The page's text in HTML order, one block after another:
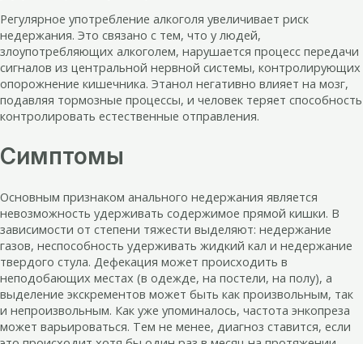
Регулярное употребление алкоголя увеличивает риск
недержания. Это связано с тем, что у людей,
злоупотребляющих алкоголем, нарушается процесс передачи
сигналов из центральной нервной системы, контролирующих
опорожнение кишечника. Этанол негативно влияет на мозг,
подавляя тормозные процессы, и человек теряет способность
контролировать естественные отправления.
Симптомы
Основным признаком анального недержания является
невозможность удерживать содержимое прямой кишки. В
зависимости от степени тяжести выделяют: недержание
газов, неспособность удерживать жидкий кал и недержание
твердого стула. Дефекация может происходить в
неподобающих местах (в одежде, на постели, на полу), а
выделение экскрементов может быть как произвольным, так
и непроизвольным. Как уже упоминалось, частота энкопреза
может варьироваться. Тем не менее, диагноз ставится, если